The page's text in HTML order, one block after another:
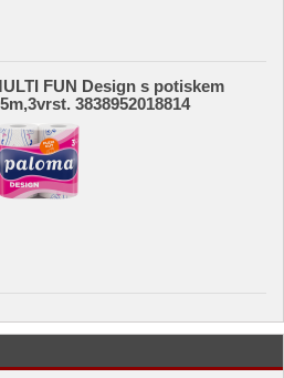
FUN Design s potiskem
3838952018814